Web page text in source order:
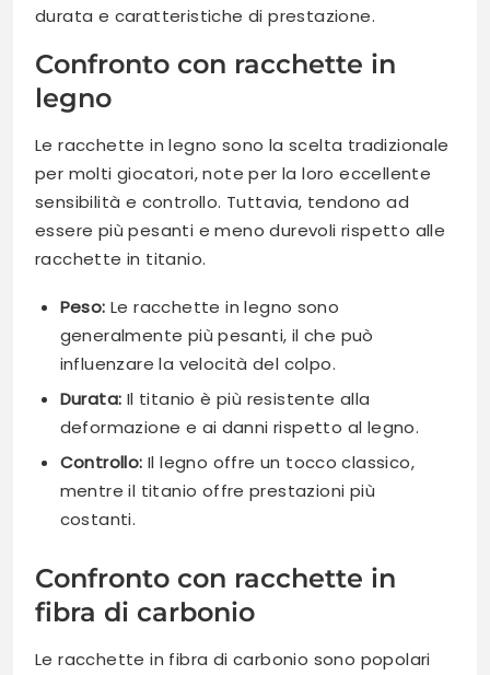
durata e caratteristiche di prestazione.
Confronto con racchette in
legno
Le racchette in legno sono la scelta tradizionale
per molti giocatori, note per la loro eccellente
sensibilità e controllo. Tuttavia, tendono ad
essere più pesanti e meno durevoli rispetto alle
racchette in titanio.
Peso: Le racchette in legno sono
generalmente più pesanti, il che può
influenzare la velocità del colpo.
Durata: Il titanio è più resistente alla
deformazione e ai danni rispetto al legno.
Controllo: Il legno offre un tocco classico,
mentre il titanio offre prestazioni più
costanti.
Confronto con racchette in
fibra di carbonio
Le racchette in fibra di carbonio sono popolari